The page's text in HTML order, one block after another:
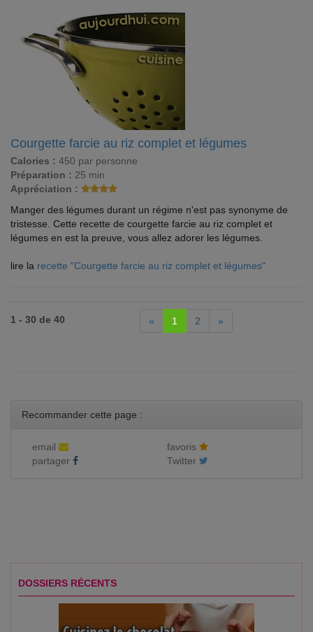
Courgette farcie au riz complet et légumes
Calories : 450 par personne
Préparation : 25 min
Appréciation :
Manger des légumes durant un régime n'est pas synonyme de
tristesse. Cette recette de courgette farcie au riz complet et
légumes en est la preuve, vous allez adorer les légumes.
lire la recette "Courgette farcie au riz complet et légumes"
1 - 30 de 40 « 1 2 »
Recommander cette page :
email
favoris
partager
Twitter
DOSSIERS RÉCENTS